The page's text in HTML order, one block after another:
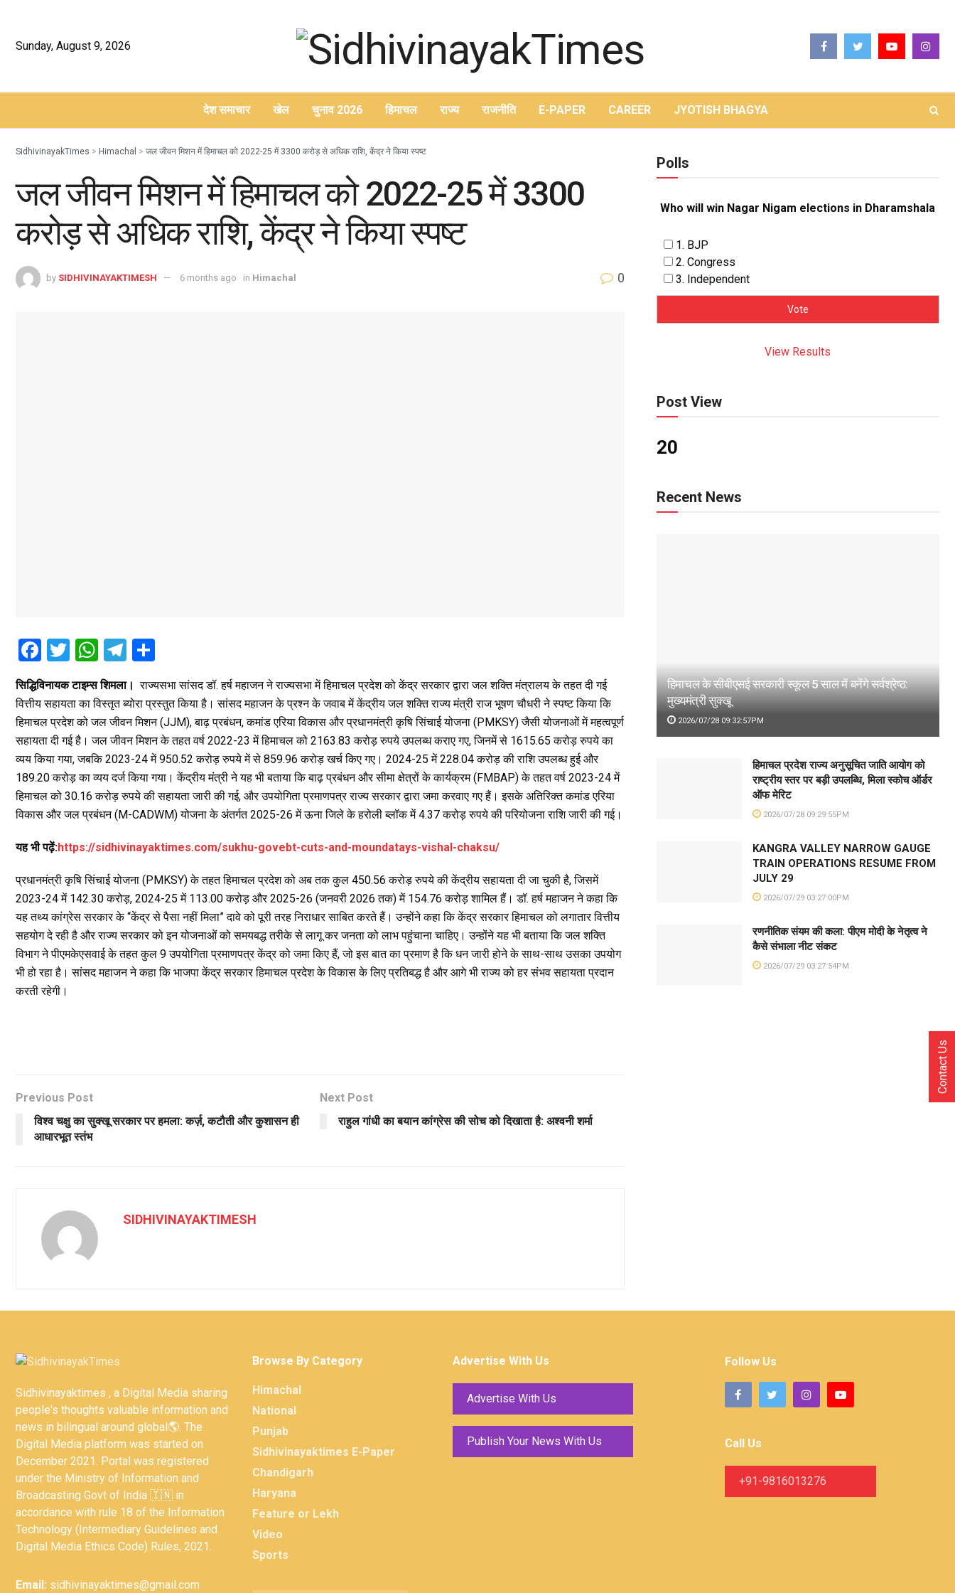
Sunday, August 9, 2026
देश समाचार खेल चुनाव 2026 हिमाचल राज्य राजनीति E-PAPER CAREER JYOTISH BHAGYA
SidhivinayakTimes > Himachal > जल जीवन मिशन में हिमाचल को 2022-25 में 3300 करोड़ से अधिक राशि, केंद्र ने किया स्पष्ट
जल जीवन मिशन में हिमाचल को 2022-25 में 3300
करोड़ से अधिक राशि, केंद्र ने किया स्पष्ट
by SIDHIVINAYAKTIMESH 6 months ago in Himachal 0
F
a
ce
b
o
o
k
T
tt
er
W
h
at
s
A
p
p
T
e
gr
a
m
ar
e
सिद्धिविनायक टाइम्स शिमला। राज्यसभा सांसद डॉ. हर्ष महाजन ने राज्यसभा में हिमाचल प्रदेश को केंद्र सरकार द्वारा जल शक्ति मंत्रालय के तहत दी गई
वित्तीय सहायता का विस्तृत ब्योरा प्रस्तुत किया है। सांसद महाजन के प्रश्न के जवाब में केंद्रीय जल शक्ति राज्य मंत्री राज भूषण चौधरी ने स्पष्ट किया कि
हिमाचल प्रदेश को जल जीवन मिशन (JJM), बाढ़ प्रबंधन, कमांड एरिया विकास और प्रधानमंत्री कृषि सिंचाई योजना (PMKSY) जैसी योजनाओं में महत्वपूर्ण
सहायता दी गई है। जल जीवन मिशन के तहत वर्ष 2022-23 में हिमाचल को 2163.83 करोड़ रुपये उपलब्ध कराए गए, जिनमें से 1615.65 करोड़ रुपये का
व्यय किया गया, जबकि 2023-24 में 950.52 करोड़ रुपये में से 859.96 करोड़ खर्च किए गए। 2024-25 में 228.04 करोड़ की राशि उपलब्ध हुई और
189.20 करोड़ का व्यय दर्ज किया गया। केंद्रीय मंत्री ने यह भी बताया कि बाढ़ प्रबंधन और सीमा क्षेत्रों के कार्यक्रम (FMBAP) के तहत वर्ष 2023-24 में
हिमाचल को 30.16 करोड़ रुपये की सहायता जारी की गई, और उपयोगिता प्रमाणपत्र राज्य सरकार द्वारा जमा करवाए गए हैं। इसके अतिरिक्त कमांड एरिया
विकास और जल प्रबंधन (M-CADWM) योजना के अंतर्गत 2025-26 में ऊना जिले के हरोली ब्लॉक में 4.37 करोड़ रुपये की परियोजना राशि जारी की गई।
यह भी पढ़ें:https://sidhivinayaktimes.com/sukhu-govebt-cuts-and-moundatays-vishal-chaksu/
प्रधानमंत्री कृषि सिंचाई योजना (PMKSY) के तहत हिमाचल प्रदेश को अब तक कुल 450.56 करोड़ रुपये की केंद्रीय सहायता दी जा चुकी है, जिसमें
2023-24 में 142.30 करोड़, 2024-25 में 113.00 करोड़ और 2025-26 (जनवरी 2026 तक) में 154.76 करोड़ शामिल हैं। डॉ. हर्ष महाजन ने कहा कि
यह तथ्य कांग्रेस सरकार के “केंद्र से पैसा नहीं मिला” दावे को पूरी तरह निराधार साबित करते हैं। उन्होंने कहा कि केंद्र सरकार हिमाचल को लगातार वित्तीय
सहयोग दे रही है और राज्य सरकार को इन योजनाओं को समयबद्ध तरीके से लागू कर जनता को लाभ पहुंचाना चाहिए। उन्होंने यह भी बताया कि जल शक्ति
विभाग ने पीएमकेएसवाई के तहत कुल 9 उपयोगिता प्रमाणपत्र केंद्र को जमा किए हैं, जो इस बात का प्रमाण है कि धन जारी होने के साथ-साथ उसका उपयोग
भी हो रहा है। सांसद महाजन ने कहा कि भाजपा केंद्र सरकार हिमाचल प्रदेश के विकास के लिए प्रतिबद्ध है और आगे भी राज्य को हर संभव सहायता प्रदान
करती रहेगी।
Previous Post
विश्व चक्षु का सुक्खू सरकार पर हमला: कर्ज़, कटौती और कुशासन ही
आधारभूत स्तंभ
Next Post
राहुल गांधी का बयान कांग्रेस की सोच को दिखाता है: अश्वनी शर्मा
SIDHIVINAYAKTIMESH
Polls
Who will win Nagar Nigam elections in Dharamshala
1. BJP
2. Congress
3. Independent
View Results
Post View
20
Recent News
हिमाचल के सीबीएसई सरकारी स्कूल 5 साल में बनेंगे सर्वश्रेष्ठ:
मुख्यमंत्री सुक्खू
2026/07/28 09:32:57PM
हिमाचल प्रदेश राज्य अनुसूचित जाति आयोग को
राष्ट्रीय स्तर पर बड़ी उपलब्धि, मिला स्कोच ऑर्डर
ऑफ मेरिट
2026/07/28 09:29:55PM
KANGRA VALLEY NARROW GAUGE
TRAIN OPERATIONS RESUME FROM
JULY 29
2026/07/29 03:27:00PM
रणनीतिक संयम की कला: पीएम मोदी के नेतृत्व ने
कैसे संभाला नीट संकट
2026/07/29 03:27:54PM
Sidhivinayaktimes , a Digital Media sharing
people's thoughts valuable information and
news in bilingual around global🌎. The
Digital Media platform was started on
December 2021. Portal was registered
under the Ministry of Information and
Broadcasting Govt of India 🇮🇳 in
accordance with rule 18 of the Information
Technology (Intermediary Guidelines and
Digital Media Ethics Code) Rules, 2021.
Email: sidhivinayaktimes@gmail.com
Browse By Category
Himachal
National
Punjab
Sidhivinayaktimes E-Paper
Chandigarh
Haryana
Feature or Lekh
Video
Sports
Advertise With Us
Advertise With Us
Publish Your News With Us
Follow Us
Call Us
+91-9816013276
Contact Us